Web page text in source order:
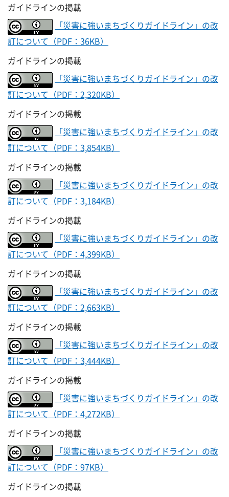
ガイドラインの掲載
「災害に強いまちづくりガイドライン」の改
訂について（PDF：36KB）
ガイドラインの掲載
「災害に強いまちづくりガイドライン」の改
訂について（PDF：2,320KB）
ガイドラインの掲載
「災害に強いまちづくりガイドライン」の改
訂について（PDF：3,854KB）
ガイドラインの掲載
「災害に強いまちづくりガイドライン」の改
訂について（PDF：3,184KB）
ガイドラインの掲載
「災害に強いまちづくりガイドライン」の改
訂について（PDF：4,399KB）
ガイドラインの掲載
「災害に強いまちづくりガイドライン」の改
訂について（PDF：2,663KB）
ガイドラインの掲載
「災害に強いまちづくりガイドライン」の改
訂について（PDF：3,444KB）
ガイドラインの掲載
「災害に強いまちづくりガイドライン」の改
訂について（PDF：4,272KB）
ガイドラインの掲載
「災害に強いまちづくりガイドライン」の改
訂について（PDF：97KB）
ガイドラインの掲載